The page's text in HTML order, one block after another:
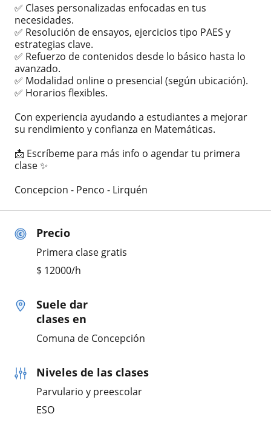
Precio
Primera clase gratis
$ 12000/h
Suele dar
clases en
Comuna de Concepción
Niveles de las clases
Parvulario y preescolar
ESO
✅ Clases personalizadas enfocadas en tus
necesidades.
✅ Resolución de ensayos, ejercicios tipo PAES y
estrategias clave.
✅ Refuerzo de contenidos desde lo básico hasta lo
avanzado.
✅ Modalidad online o presencial (según ubicación).
✅ Horarios flexibles.
Con experiencia ayudando a estudiantes a mejorar
su rendimiento y confianza en Matemáticas.
📩 Escríbeme para más info o agendar tu primera
clase ✨
Concepcion - Penco - Lirquén